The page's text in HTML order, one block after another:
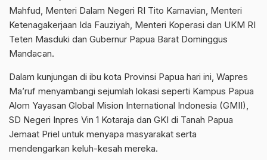
Mahfud, Menteri Dalam Negeri RI Tito Karnavian, Menteri
Ketenagakerjaan Ida Fauziyah, Menteri Koperasi dan UKM RI
Teten Masduki dan Gubernur Papua Barat Dominggus
Mandacan.
Dalam kunjungan di ibu kota Provinsi Papua hari ini, Wapres
Ma’ruf menyambangi sejumlah lokasi seperti Kampus Papua
Alom Yayasan Global Mision International Indonesia (GMII),
SD Negeri Inpres Vin 1 Kotaraja dan GKI di Tanah Papua
Jemaat Priel untuk menyapa masyarakat serta
mendengarkan keluh-kesah mereka.